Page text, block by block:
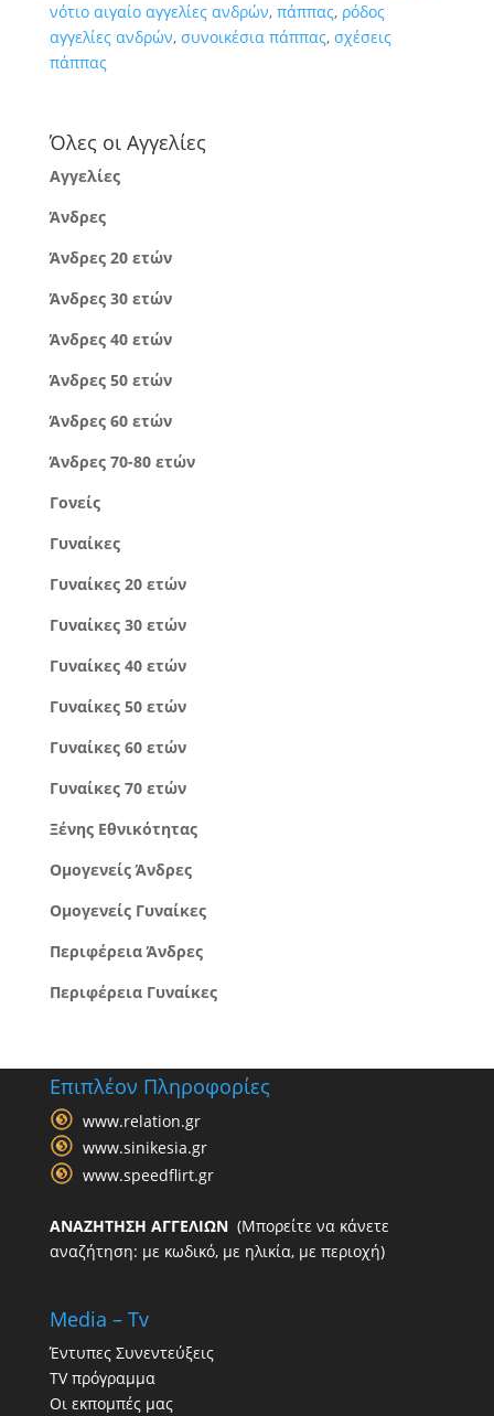
νότιο αιγαίο αγγελίες ανδρών, πάππας, ρόδος
αγγελίες ανδρών, συνοικέσια πάππας, σχέσεις
πάππας
Όλες οι Αγγελίες
Αγγελίες
Άνδρες
Άνδρες 20 ετών
Άνδρες 30 ετών
Άνδρες 40 ετών
Άνδρες 50 ετών
Άνδρες 60 ετών
Άνδρες 70-80 ετών
Γονείς
Γυναίκες
Γυναίκες 20 ετών
Γυναίκες 30 ετών
Γυναίκες 40 ετών
Γυναίκες 50 ετών
Γυναίκες 60 ετών
Γυναίκες 70 ετών
Ξένης Εθνικότητας
Ομογενείς Άνδρες
Ομογενείς Γυναίκες
Περιφέρεια Άνδρες
Περιφέρεια Γυναίκες
Επιπλέον Πληροφορίες
www.relation.gr
www.sinikesia.gr
www.speedflirt.gr
ΑΝΑΖΗΤΗΣΗ ΑΓΓΕΛΙΩΝ(Μπορείτε να κάνετε
αναζήτηση: με κωδικό, με ηλικία, με περιοχή)
Media – Tv
Έντυπες Συνεντεύξεις
TV πρόγραμμα
Οι εκπομπές μας